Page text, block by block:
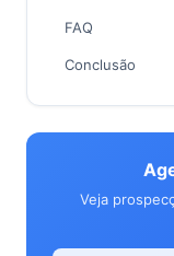
FAQ
Conclusão
Veja